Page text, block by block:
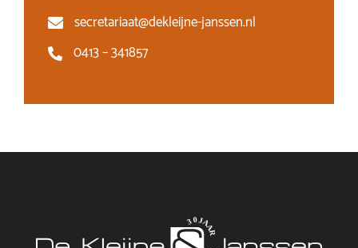
secretariaat@dekleijne-janssen.nl
0413 – 341857